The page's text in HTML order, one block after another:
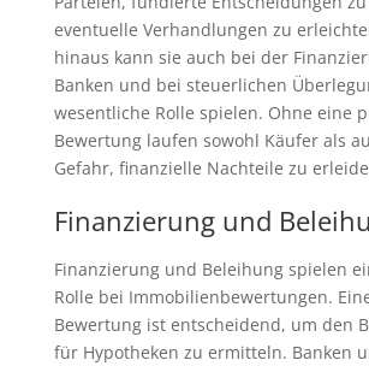
eventuelle Verhandlungen zu
hinaus kann sie auch bei der
Banken und bei steuerlichen
wesentliche Rolle spielen. Ohne eine
Bewertung laufen sowohl Käufer als
Gefahr, finanzielle Nachteile zu
Finanzierung und
Finanzierung und Beleihung spielen
Rolle bei Immobilienbewertungen.
Bewertung ist entscheidend, um den
für Hypotheken zu ermitteln. Banken